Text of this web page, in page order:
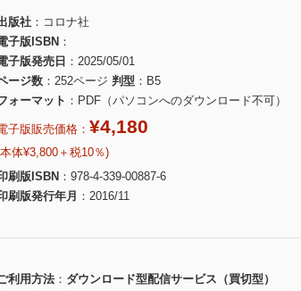
版社
コロナ社
子版ISBN
子版発売日
2025/05/01
ージ数
252ページ 判型
B5
ォーマット
PDF（パソコンへのダウンロード不可）
子版販売価格： ¥4,180
体¥3,800＋税10％)
刷版ISBN
978-4-339-00887-6
刷版発行年月
2016/11
利用方法
ダウンロード型配信サービス（買切型）